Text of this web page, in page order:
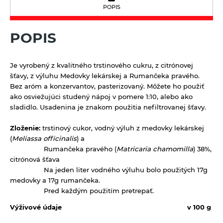
Vločky a lupienky
Polotovary
Výrobky z obilnín
Zmesi na varenie a pečenie
Obilniny
Olejniny
Ryže
Semienka na nakličovanie
Strukoviny
Zdravé maškrtenie
Bezlepok - Low Carb - Keto
Čokolády, cukríky, lízatká
Dezertné krémy - Kolatch
Tyčinky, sušienky, oplátky
Ostatné
Doplnky stravy
Dr.Popov - bylinné kvapky
Dr.Popov - rôzne
POPIS
POPIS
Je vyrobený z kvalitného trstinového cukru, z citrónovej
šťavy, z výluhu Medovky lekárskej a Rumančeka pravého.
Bez aróm a konzervantov, pasterizovaný. Môžete ho použiť
ako osviežujúci studený nápoj v pomere 1:10, alebo ako
sladidlo. Usadenina je znakom použitia nefiltrovanej šťavy.
Zloženie: trstinový cukor, vodný výluh z medovky lekárskej
(Meliassa officinalis) a
Rumančeka pravého (Matricaria chamomilla) 38%,
citrónová šťava
Na jeden liter vodného výluhu bolo použitých 17g
medovky a 17g rumančeka.
Pred každým použitím pretrepať.
Výživové údaje v 100 g